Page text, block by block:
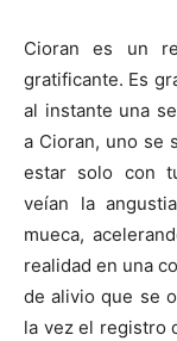
Cioran es un
gratificante. Es
al instante una
a Cioran, uno se
estar solo con
veían la
mueca,
realidad en una
de alivio que se
la vez el registro